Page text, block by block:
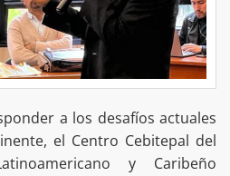
a los desafíos actuales
el Centro Cebitepal del
y Caribeño